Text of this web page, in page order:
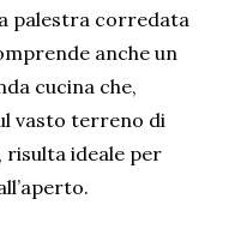
palestra corredata
anche un
cucina che,
vasto terreno di
ideale per